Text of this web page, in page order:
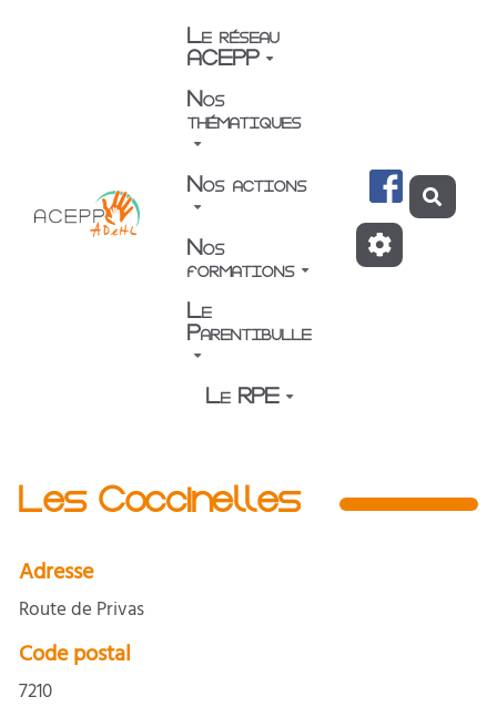
Aller au contenu principalLe réseau
ACEPP
Nos
thématiques
Nos actions
Nos
formations
Le
Parentibulle
Le RPE
Les Coccinelles
Adresse
Route de Privas
Code postal
7210